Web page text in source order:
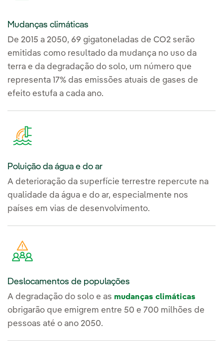
Mudanças climáticas
De 2015 a 2050, 69 gigatoneladas de CO2 serão
emitidas como resultado da mudança no uso da
terra e da degradação do solo, um número que
representa 17% das emissões atuais de gases de
efeito estufa a cada ano.
Poluição da água e do ar
A deterioração da superfície terrestre repercute na
qualidade da água e do ar, especialmente nos
países em vias de desenvolvimento.
Deslocamentos de populações
A degradação do solo e as mudanças climáticas
obrigarão que emigrem entre 50 e 700 milhões de
pessoas até o ano 2050.